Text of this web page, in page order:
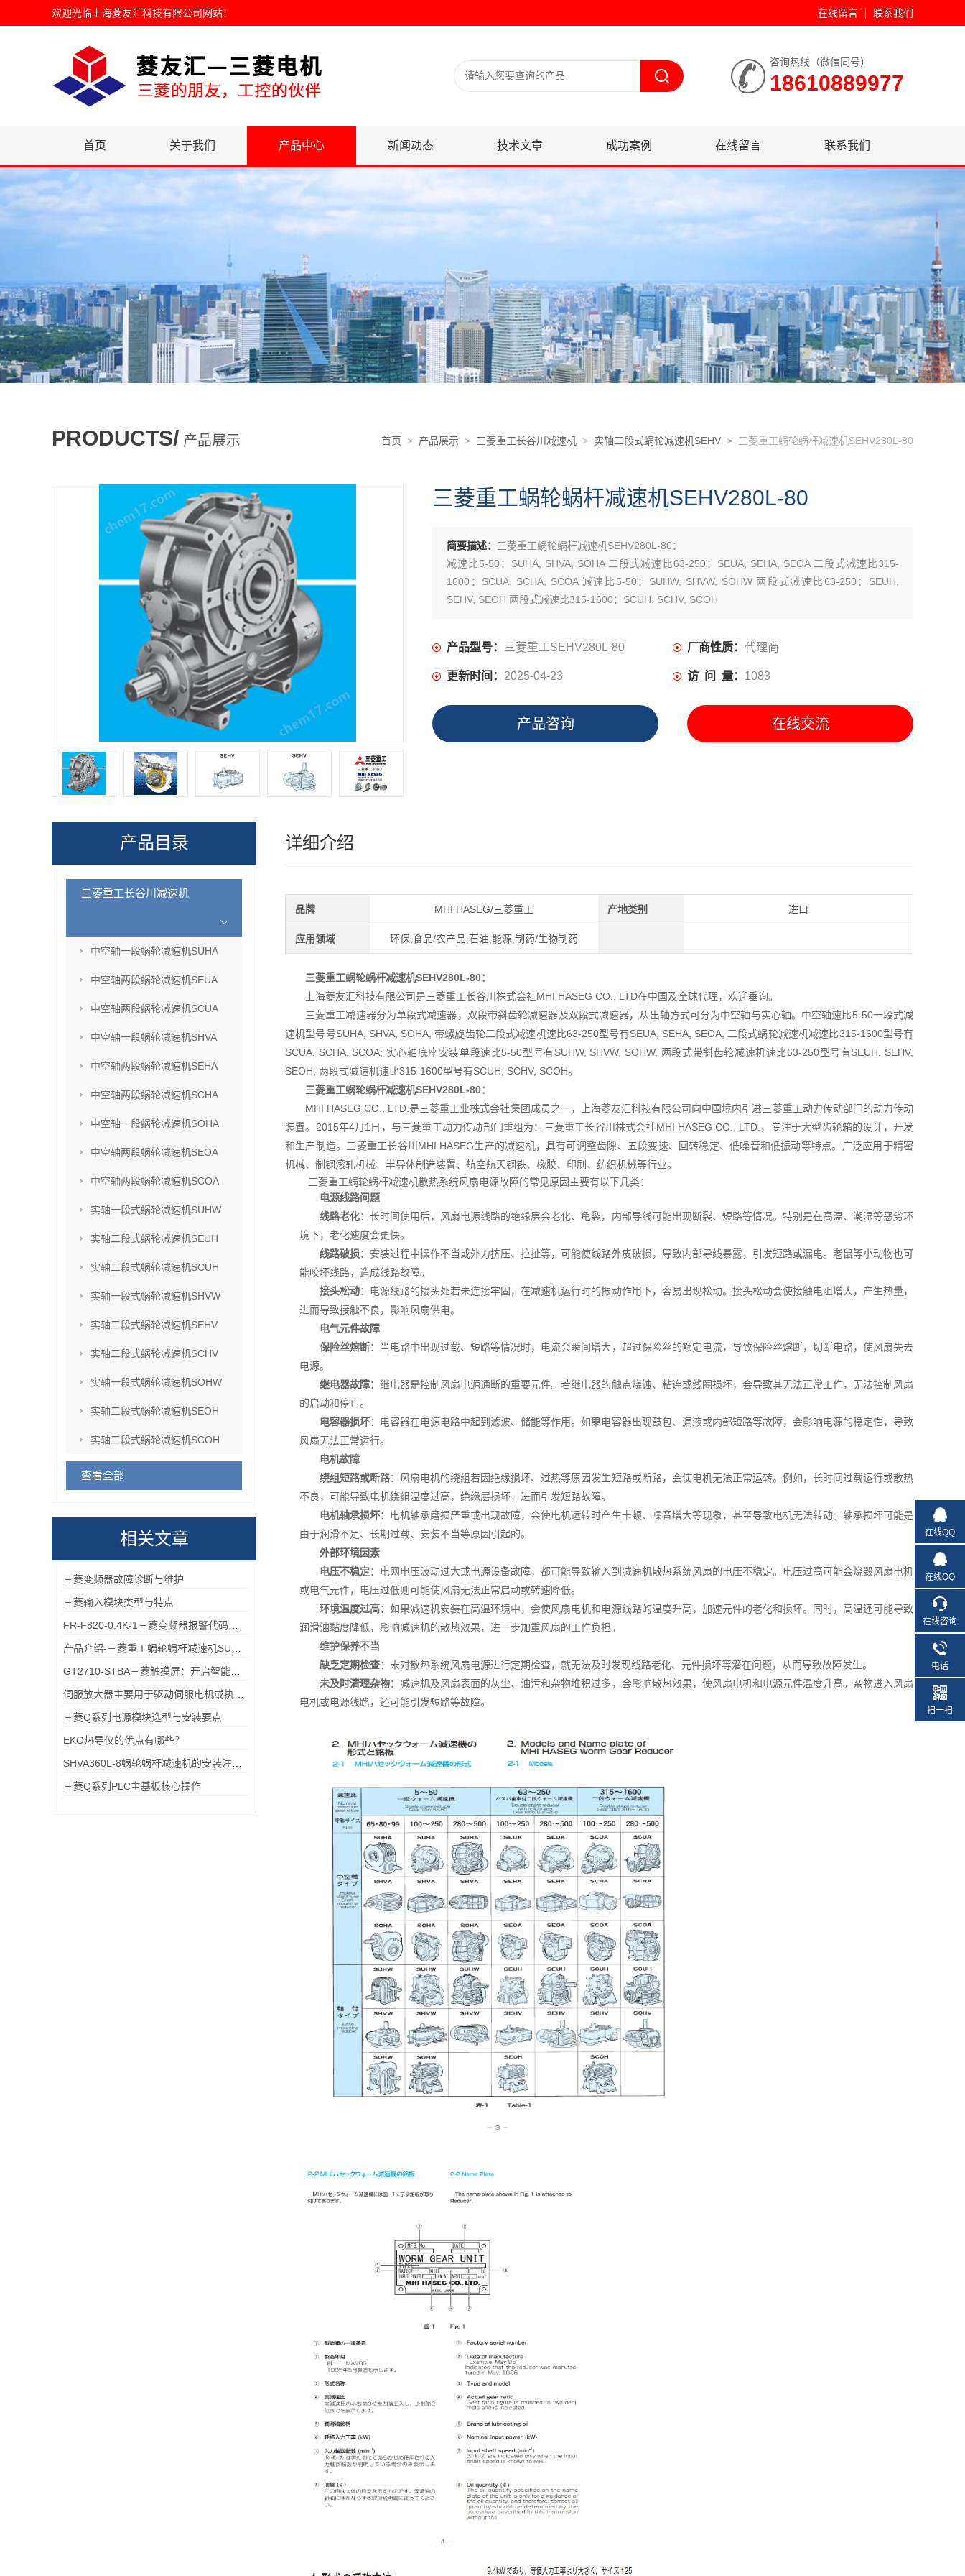
欢迎光临 上海菱友汇科技有限公司网站！ 在线留言 联系我们
咨询热线（微信同号）
18610889977
首页 关于我们 产品中心 新闻动态 技术文章 成功案例 在线留言 联系我们
PRODUCTS/ 产品展示 首页 > 产品展示 > 三菱重工长谷川减速机 > 实轴二段式蜗轮减速机SEHV > 三菱重工蜗轮蜗杆减速机SEHV280L-80
三菱重工蜗轮蜗杆减速机SEHV280L-80
简要描述： 三菱重工蜗轮蜗杆减速机SEHV280L-80：
减速比5-50：SUHA, SHVA, SOHA 二段式减速比63-250：SEUA, SEHA, SEOA 二段式减速比315-
1600：SCUA, SCHA, SCOA 减速比5-50：SUHW, SHVW, SOHW 两段式减速比63-250：SEUH,
SEHV, SEOH 两段式减速比315-1600：SCUH, SCHV, SCOH
产品型号： 三菱重工SEHV280L-80 厂商性质： 代理商
更新时间： 2025-04-23 访 问 量： 1083
产品咨询 在线交流
产品目录
三菱重工长谷川减速机
中空轴一段蜗轮减速机SUHA
中空轴两段蜗轮减速机SEUA
中空轴两段蜗轮减速机SCUA
中空轴一段蜗轮减速机SHVA
中空轴两段蜗轮减速机SEHA
中空轴两段蜗轮减速机SCHA
中空轴一段蜗轮减速机SOHA
中空轴两段蜗轮减速机SEOA
中空轴两段蜗轮减速机SCOA
实轴一段式蜗轮减速机SUHW
实轴二段式蜗轮减速机SEUH
实轴二段式蜗轮减速机SCUH
实轴一段式蜗轮减速机SHVW
实轴二段式蜗轮减速机SEHV
实轴二段式蜗轮减速机SCHV
实轴一段式蜗轮减速机SOHW
实轴二段式蜗轮减速机SEOH
实轴二段式蜗轮减速机SCOH
查看全部
相关文章
三菱变频器故障诊断与维护
三菱输入模块类型与特点
三菱Q系列电源模块选型与安装要点
EKO热导仪的优点有哪些？
三菱Q系列PLC主基板核心操作
详细介绍
品牌 MHI HASEG/三菱重工 产地类别 进口
应用领域 环保,食品/农产品,石油,能源,制药/生物制药
三菱重工蜗轮蜗杆减速机SEHV280L-80：
上海菱友汇科技有限公司是三菱重工长谷川株式会社MHI HASEG CO., LTD在中国及全球代理，欢迎垂询。
三菱重工减速器分为单段式减速器，双段带斜齿轮减速器及双段式减速器，从出轴方式可分为中空轴与实心轴。中空轴速比5-50一段式减
速机型号号SUHA, SHVA, SOHA, 带螺旋齿轮二段式减速机速比63-250型号有SEUA, SEHA, SEOA, 二段式蜗轮减速机减速比315-1600型号有
SCUA, SCHA, SCOA; 实心轴底座安装单段速比5-50型号有SUHW, SHVW, SOHW, 两段式带斜齿轮减速机速比63-250型号有SEUH, SEHV,
SEOH; 两段式减速机速比315-1600型号有SCUH, SCHV, SCOH。
三菱重工蜗轮蜗杆减速机SEHV280L-80：
MHI HASEG CO., LTD.是三菱重工业株式会社集团成员之一，上海菱友汇科技有限公司向中国境内引进三菱重工动力传动部门的动力传动
装置。2015年4月1日，与三菱重工动力传动部门重组为：三菱重工长谷川株式会社MHI HASEG CO., LTD.，专注于大型齿轮箱的设计，开发
和生产制造。三菱重工长谷川MHI HASEG生产的减速机，具有可调整齿隙、五段变速、回转稳定、低噪音和低振动等特点。广泛应用于精密
机械、制钢滚轧机械、半导体制造装置、航空航天钢铁、橡胶、印刷、纺织机械等行业。
三菱重工蜗轮蜗杆减速机散热系统风扇电源故障的常见原因主要有以下几类：
电源线路问题
线路老化：长时间使用后，风扇电源线路的绝缘层会老化、龟裂，内部导线可能出现断裂、短路等情况。特别是在高温、潮湿等恶劣环
境下，老化速度会更快。
线路破损：安装过程中操作不当或外力挤压、拉扯等，可能使线路外皮破损，导致内部导线暴露，引发短路或漏电。老鼠等小动物也可
能咬坏线路，造成线路故障。
接头松动：电源线路的接头处若未连接牢固，在减速机运行时的振动作用下，容易出现松动。接头松动会使接触电阻增大，产生热量，
进而导致接触不良，影响风扇供电。
电气元件故障
保险丝熔断：当电路中出现过载、短路等情况时，电流会瞬间增大，超过保险丝的额定电流，导致保险丝熔断，切断电路，使风扇失去
电源。
继电器故障：继电器是控制风扇电源通断的重要元件。若继电器的触点烧蚀、粘连或线圈损坏，会导致其无法正常工作，无法控制风扇
的启动和停止。
电容器损坏：电容器在电源电路中起到滤波、储能等作用。如果电容器出现鼓包、漏液或内部短路等故障，会影响电源的稳定性，导致
风扇无法正常运行。
电机故障
绕组短路或断路：风扇电机的绕组若因绝缘损坏、过热等原因发生短路或断路，会使电机无法正常运转。例如，长时间过载运行或散热
不良，可能导致电机绕组温度过高，绝缘层损坏，进而引发短路故障。
电机轴承损坏：电机轴承磨损严重或出现故障，会使电机运转时产生卡顿、噪音增大等现象，甚至导致电机无法转动。轴承损坏可能是
由于润滑不足、长期过载、安装不当等原因引起的。
外部环境因素
电压不稳定：电网电压波动过大或电源设备故障，都可能导致输入到减速机散热系统风扇的电压不稳定。电压过高可能会烧毁风扇电机
或电气元件，电压过低则可能使风扇无法正常启动或转速降低。
环境温度过高：如果减速机安装在高温环境中，会使风扇电机和电源线路的温度升高，加速元件的老化和损坏。同时，高温还可能导致
润滑油黏度降低，影响减速机的散热效果，进一步加重风扇的工作负担。
维护保养不当
缺乏定期检查：未对散热系统风扇电源进行定期检查，就无法及时发现线路老化、元件损坏等潜在问题，从而导致故障发生。
未及时清理杂物：减速机及风扇表面的灰尘、油污和杂物堆积过多，会影响散热效果，使风扇电机和电源元件温度升高。杂物进入风扇
电机或电源线路，还可能引发短路等故障。
在线QQ
在线QQ
在线咨询
电话
扫一扫